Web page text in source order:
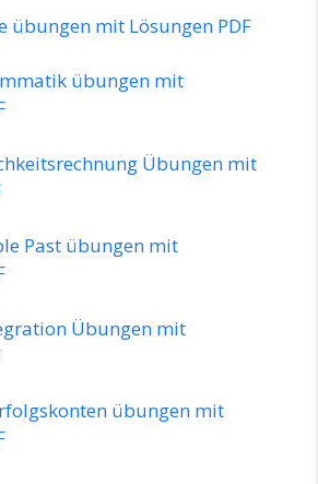
übungen mit Lösungen PDF
übungen mit
Übungen mit
Past übungen mit
Übungen mit
übungen mit